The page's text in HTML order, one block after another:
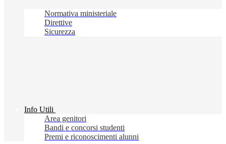
Normativa ministeriale
Direttive
Sicurezza
Info Utili
Area genitori
Bandi e concorsi studenti
Premi e riconoscimenti alunni